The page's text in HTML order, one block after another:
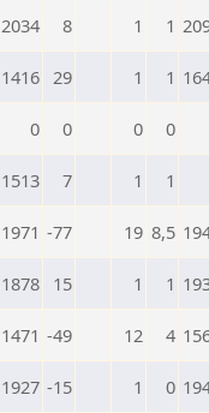
2034 8 1 1
1416 29 1 1
0 0 0 0
1513 7 1 1
1971 -77 19 8,5
1878 15 1 1
1471 -49 12 4
1927 -15 1 0